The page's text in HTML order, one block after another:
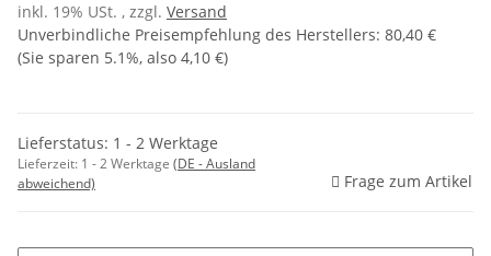
inkl. 19% USt. , zzgl. Versand
Unverbindliche Preisempfehlung des Herstellers: 80,40 €
(Sie sparen 5.1%, also 4,10 €)
Lieferstatus: 1 - 2 Werktage
Lieferzeit: 1 - 2 Werktage (DE - Ausland
abweichend)
Frage zum Artikel